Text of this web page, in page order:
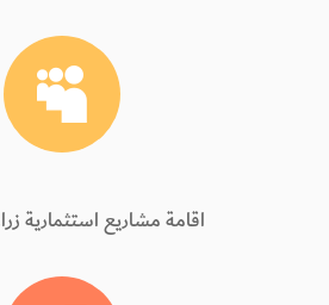

اقامة مشاريع استثمارية